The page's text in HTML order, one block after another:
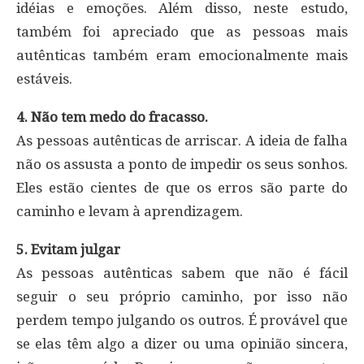
idéias e emoções. Além disso, neste estudo,
também foi apreciado que as pessoas mais
autênticas também eram emocionalmente mais
estáveis.
4. Não tem medo do fracasso.
As pessoas autênticas de arriscar. A ideia de falha
não os assusta a ponto de impedir os seus sonhos.
Eles estão cientes de que os erros são parte do
caminho e levam à aprendizagem.
5. Evitam julgar
As pessoas autênticas sabem que não é fácil
seguir o seu próprio caminho, por isso não
perdem tempo julgando os outros. É provável que
se elas têm algo a dizer ou uma opinião sincera,